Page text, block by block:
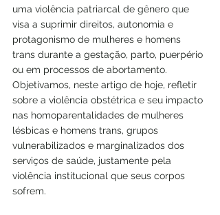
uma violência patriarcal de gênero que
visa a suprimir direitos, autonomia e
protagonismo de mulheres e homens
trans durante a gestação, parto, puerpério
ou em processos de abortamento.
Objetivamos, neste artigo de hoje, refletir
sobre a violência obstétrica e seu impacto
nas homoparentalidades de mulheres
lésbicas e homens trans, grupos
vulnerabilizados e marginalizados dos
serviços de saúde, justamente pela
violência institucional que seus corpos
sofrem.